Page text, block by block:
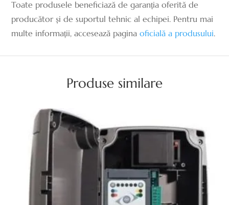
Toate produsele beneficiază de garanția oferită de
producător și de suportul tehnic al echipei. Pentru mai
multe informații, accesează paginaoficială a produsului.
Produse similare